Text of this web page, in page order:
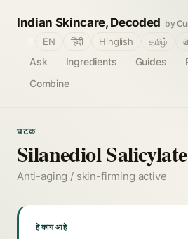
Indian Skincare, Decoded by
Ask Ingredients Guides
Combine
EN हिंदी Hinglish தமிழ்
घटक
Silanediol Salicylate
Anti-aging / skin-firming active
हे काय आहे